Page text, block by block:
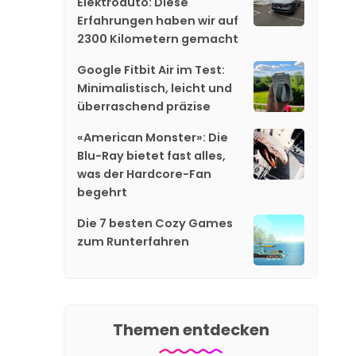
Erfahrungen haben wir auf
2300 Kilometern gemacht
Google Fitbit Air im Test:
Minimalistisch, leicht und
überraschend präzise
«American Monster»: Die
Blu-Ray bietet fast alles,
was der Hardcore-Fan
begehrt
Die 7 besten Cozy Games
zum Runterfahren
Themen entdecken